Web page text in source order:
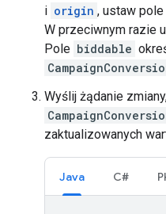
i origin , ustaw pole
W przeciwnym razie
Pole biddable
Wyślij żądanie
zaktualizowanych
Java C#